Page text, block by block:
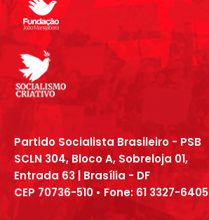
Partido Socialista Brasileiro - PSB
SCLN 304, Bloco A, Sobreloja 01,
Entrada 63 | Brasília - DF
CEP 70736-510 • Fone: 61 3327-6405